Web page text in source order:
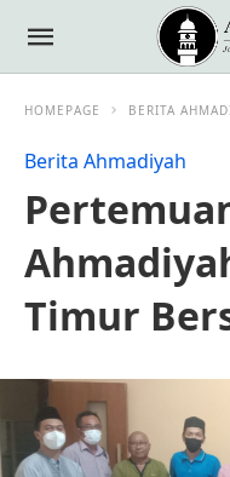
HOMEPAGE BERITA
Berita Ahmadiyah
Timur